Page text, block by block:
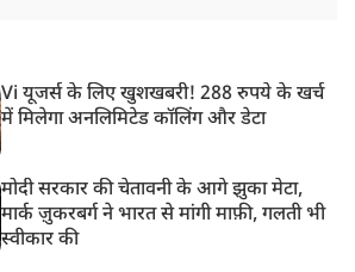
Vi यूजर्स के लिए खुशखबरी! 288 रुपये के खर्च
में मिलेगा अनलिमिटेड कॉलिंग और डेटा
मोदी सरकार की चेतावनी के आगे झुका मेटा,
मार्क ज़ुकरबर्ग ने भारत से मांगी माफ़ी, गलती भी
स्वीकार की